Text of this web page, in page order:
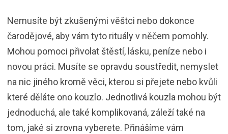
Nemusíte být zkušenými věštci nebo dokonce
čarodějové, aby vám tyto rituály v něčem pomohly.
Mohou pomoci přivolat štěstí, lásku, peníze nebo i
novou práci. Musíte se opravdu soustředit, nemyslet
na nic jiného kromě věci, kterou si přejete nebo kvůli
které děláte ono kouzlo. Jednotlivá kouzla mohou být
jednoduchá, ale také komplikovaná, záleží také na
tom, jaké si zrovna vyberete. Přinášíme vám